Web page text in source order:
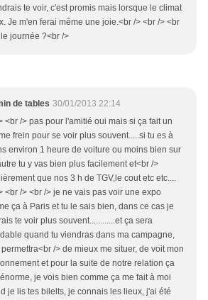
te voir, c'est promis mais lorsque le climat
Je m'en ferai même une joie.<br /> <br /> <br
journée ?<br />
de tables 30/01/2013 22:14
<br /> pas pour l'amitié oui mais si ça fait un
frein pour se voir plus souvent.....si tu es à
environ 1 heure de voiture ou moins bien sur
tu y vas bien plus facilement et<br />
que nos 3 h de TGV,le cout etc etc....
<br /> <br /> je ne vais pas voir une expo
ça à Paris et tu le sais bien, dans ce cas je
te voir plus souvent............et ça sera
quand tu viendras dans ma campagne,
/> de mieux me situer, de voit mon
et pour la suite de notre relation ça
je vois bien comme ça me fait à moi
je lis tes bilelts, je connais les lieux, j'ai été